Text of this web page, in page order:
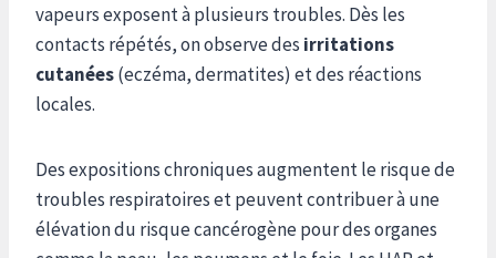
vapeurs exposent à plusieurs troubles. Dès les
contacts répétés, on observe des irritations
cutanées(eczéma, dermatites) et des réactions
locales.
Des expositions chroniques augmentent le risque de
troubles respiratoires et peuvent contribuer à une
élévation du risque cancérogène pour des organes